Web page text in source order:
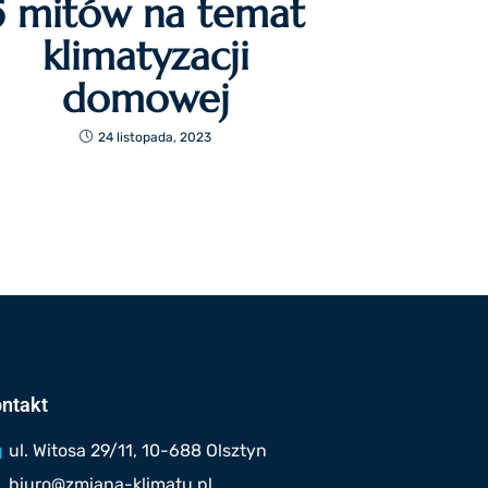
mitów na temat
klimatyzacji
domowej
24 listopada, 2023
ul. Witosa 29/11, 10-688 Olsztyn
biuro@zmiana-klimatu.pl